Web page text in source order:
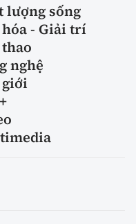
lượng sống
- Giải trí
nghệ